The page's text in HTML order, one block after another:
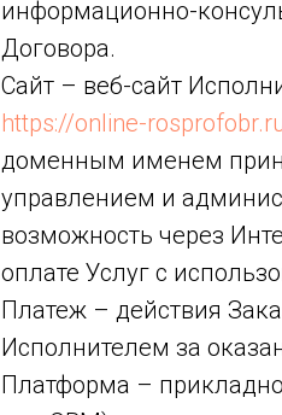
информационно-
Договора.
Сайт – веб-сайт
https://online-
доменным именем
управлением и
возможность через
оплате Услуг с
Платеж – действия
Исполнителем за
Платформа –